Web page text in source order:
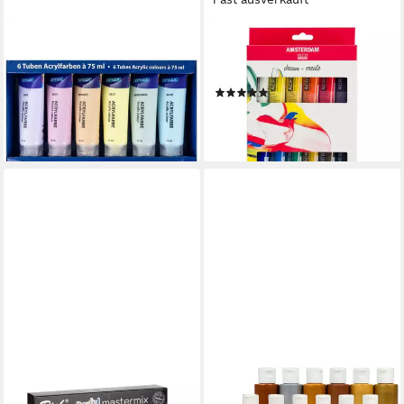
im Set, 6 Tuben á 75 ml -
Malfarbe Basteln Künst
9,99 €
lieferbar - in 2-3 Werktagen bei dir
Acrylfarbe Amsterdam
Standart Series
(1)
ab 20,49 €
(85,38 €/ 1 l)
lieferbar - in 2-3 Werktagen bei dir
GREENPOINT